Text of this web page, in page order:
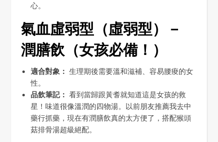
心。
氣血虛弱型（虛弱型）－
潤膳飲（女孩必備！）
適合對象： 生理期後需要溫和滋補、容易腰痠的女
性。
品飲筆記： 看到當歸跟黃耆就知道這是女孩的救
星！味道很像溫潤的四物湯。以前朋友推薦我去中
藥行抓藥，現在有潤膳飲真的太方便了，搭配猴頭
菇排骨湯超級絕配。